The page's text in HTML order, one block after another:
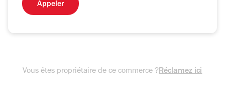
Appeler
Vous êtes propriétaire de ce commerce ?Réclamez ici